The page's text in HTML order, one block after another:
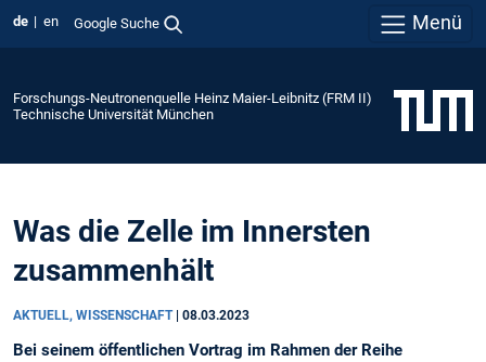
de en Google Suche Menü
Forschungs-Neutronenquelle Heinz Maier-Leibnitz (FRM II)
Technische Universität München
Was die Zelle im Innersten
zusammenhält
AKTUELL, WISSENSCHAFT 08.03.2023
Bei seinem öffentlichen Vortrag im Rahmen der Reihe